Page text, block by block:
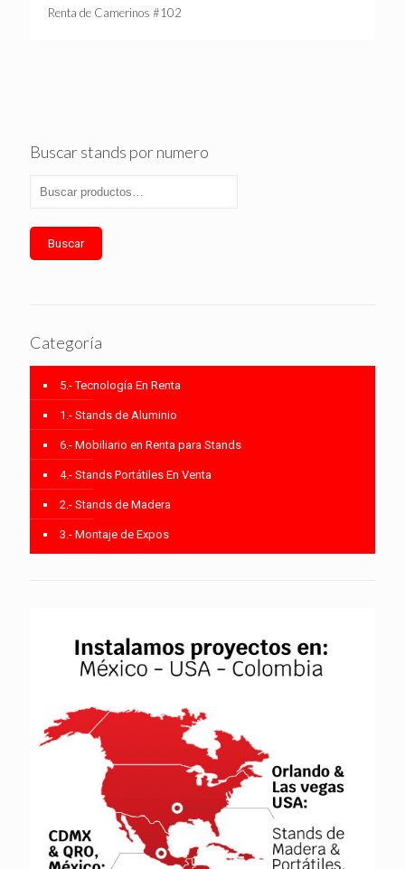
Renta de Camerinos #102
Buscar stands por numero
Buscar
Categoría
5.- Tecnología En Renta
1.- Stands de Aluminio
6.- Mobiliario en Renta para Stands
4.- Stands Portátiles En Venta
2.- Stands de Madera
3.- Montaje de Expos